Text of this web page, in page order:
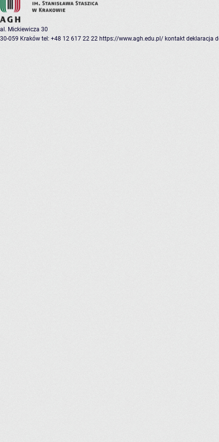
al. Mickiewicza 30
30-059 Kraków tel: +48 12 617 22 22 https://www.agh.edu.pl/ kontakt deklaracja